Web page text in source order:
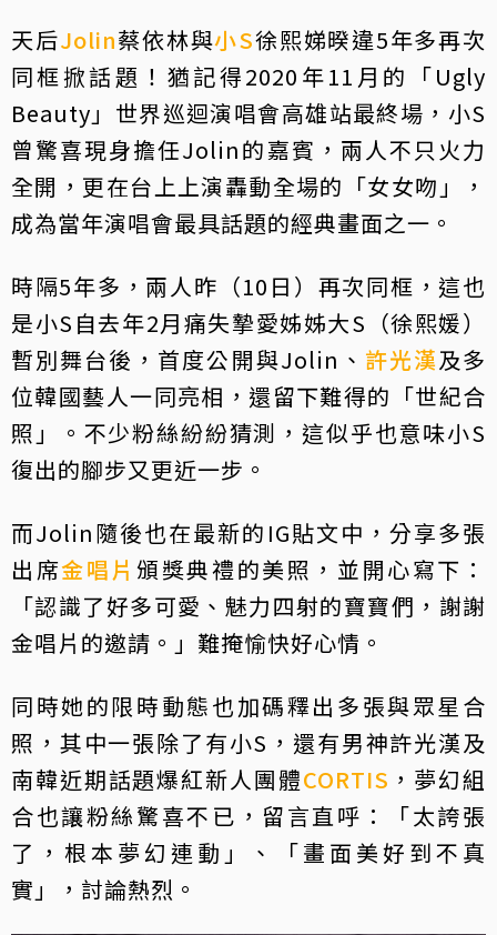
天后Jolin蔡依林與小S徐熙娣暌違5年多再次
同框掀話題！猶記得2020年11月的「Ugly
Beauty」世界巡迴演唱會高雄站最終場，小S
曾驚喜現身擔任Jolin的嘉賓，兩人不只火力
全開，更在台上上演轟動全場的「女女吻」，
成為當年演唱會最具話題的經典畫面之一。
時隔5年多，兩人昨（10日）再次同框，這也
是小S自去年2月痛失摯愛姊姊大S（徐熙媛）
暫別舞台後，首度公開與Jolin、 許光漢及多
位韓國藝人一同亮相，還留下難得的「世紀合
照」。不少粉絲紛紛猜測，這似乎也意味小S
復出的腳步又更近一步。
而Jolin隨後也在最新的IG貼文中，分享多張
出席金唱片頒獎典禮的美照，並開心寫下：
「認識了好多可愛、魅力四射的寶寶們，謝謝
金唱片的邀請。」難掩愉快好心情。
同時她的限時動態也加碼釋出多張與眾星合
照，其中一張除了有小S，還有男神許光漢及
南韓近期話題爆紅新人團體CORTIS ，夢幻組
合也讓粉絲驚喜不已，留言直呼：「太誇張
了，根本夢幻連動」、「畫面美好到不真
實」，討論熱烈。